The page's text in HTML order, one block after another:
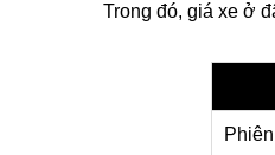
Trong đó, giá xe ở